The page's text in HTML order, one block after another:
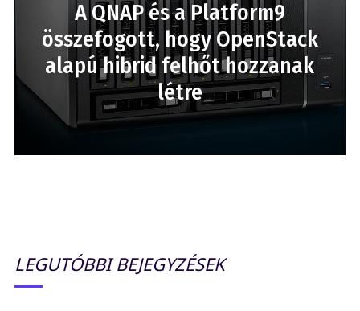
A QNAP és a Platform9
összefogott, hogy OpenStack
alapú hibrid felhőt hozzanak
létre
LEGUTÓBBI BEJEGYZÉSEK